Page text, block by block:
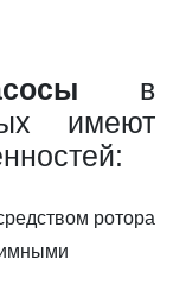
в
имеют
ротора